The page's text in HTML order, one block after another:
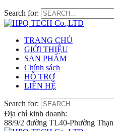
Search for:
TRANG CHỦ
GIỚI THIỆU
SẢN PHẨM
Chính sách
HỖ TRỢ
LIÊN HỆ
Search for:
Địa chỉ kinh doanh:
88/9/2 đường TL40-Phường